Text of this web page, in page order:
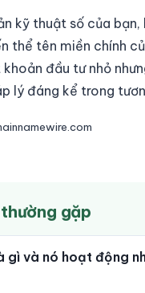
kỹ thuật số của bạn,
thể tên miền chính
đầu tư nhỏ
lý đáng kể trong
thường gặp
gì và nó hoạt động